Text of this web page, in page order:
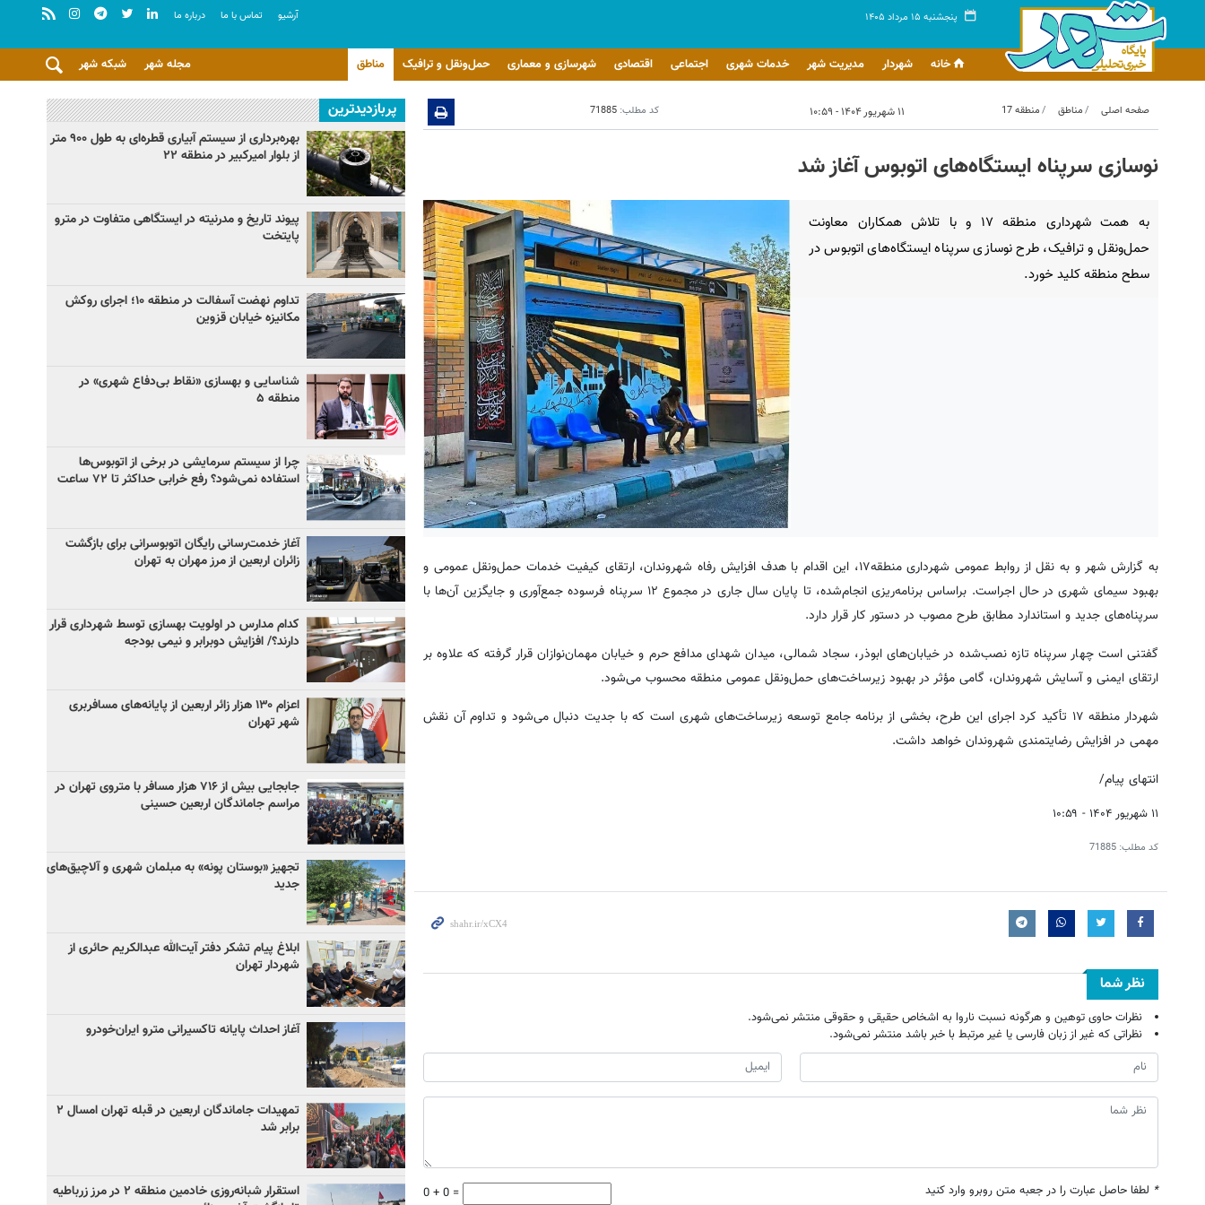
پنجشنبه ۱۵ مرداد ۱۴۰۵ آرشيو تماس با ما درباره ما
خانه شهردار مدیریت شهر خدمات شهری اجتماعی اقتصادی شهرسازی و معماری حمل‌ونقل و ترافیک مناطق شبکه شهر مجله شهر
صفحه اصلی مناطق منطقه 17 ۱۱ شهریور ۱۴۰۴ - ۱۰:۵۹ کد مطلب: 71885
نوسازی سرپناه ایستگاه‌های اتوبوس آغاز شد
به همت شهرداری منطقه ۱۷ و با تلاش همکاران معاونت
حمل‌ونقل و ترافیک، طرح نوسازی سرپناه ایستگاه‌های اتوبوس در
سطح منطقه کلید خورد.
به گزارش شهر و به نقل از روابط عمومی شهرداری منطقه۱۷، این اقدام با هدف افزایش رفاه شهروندان، ارتقای کیفیت خدمات حمل‌ونقل عمومی و
بهبود سیمای شهری در حال اجراست. براساس برنامه‌ریزی انجام‌شده، تا پایان سال جاری در مجموع ۱۲ سرپناه فرسوده جمع‌آوری و جایگزین آن‌ها با
سرپناه‌های جدید و استاندارد مطابق طرح مصوب در دستور کار قرار دارد.
گفتنی است چهار سرپناه تازه نصب‌شده در خیابان‌های ابوذر، سجاد شمالی، میدان شهدای مدافع حرم و خیابان مهمان‌نوازان قرار گرفته که علاوه بر
ارتقای ایمنی و آسایش شهروندان، گامی مؤثر در بهبود زیرساخت‌های حمل‌ونقل عمومی منطقه محسوب می‌شود.
شهردار منطقه ۱۷ تأکید کرد اجرای این طرح، بخشی از برنامه جامع توسعه زیرساخت‌های شهری است که با جدیت دنبال می‌شود و تداوم آن نقش
مهمی در افزایش رضایتمندی شهروندان خواهد داشت.
انتهای پیام/
۱۱ شهریور ۱۴۰۴ - ۱۰:۵۹
کد مطلب: 71885
نظر شما
نظرات حاوی توهین و هرگونه نسبت ناروا به اشخاص حقیقی و حقوقی منتشر نمی‌شود.
نظراتی که غیر از زبان فارسی یا غیر مرتبط با خبر باشد منتشر نمی‌شود.
* لطفا حاصل عبارت را در جعبه متن روبرو وارد کنید 0 + 0 =
پربازدیدترین
بهره‌برداری از سیستم آبیاری قطره‌ای به طول ۹۰۰ متر
از بلوار امیرکبیر در منطقه ۲۲
پیوند تاریخ و مدرنیته در ایستگاهی متفاوت در مترو
پایتخت
تداوم نهضت آسفالت در منطقه ۱۰؛ اجرای روکش
مکانیزه خیابان قزوین
شناسایی و بهسازی «نقاط بی‌دفاع شهری» در
منطقه ۵
چرا از سیستم سرمایشی در برخی از اتوبوس‌ها
استفاده نمی‌شود؟ رفع خرابی حداکثر تا ۷۲ ساعت
آغاز خدمت‌رسانی رایگان اتوبوسرانی برای بازگشت
زائران اربعین از مرز مهران به تهران
کدام مدارس در اولویت بهسازی توسط شهرداری قرار
دارند؟/ افزایش دوبرابر و نیمی بودجه
اعزام ۱۳۰ هزار زائر اربعین از پایانه‌های مسافربری
شهر تهران
جابجایی بیش از ۷۱۶ هزار مسافر با متروی تهران در
مراسم جاماندگان اربعین حسینی
تجهیز «بوستان پونه» به مبلمان شهری و آلاچیق‌های
جدید
ابلاغ پیام تشکر دفتر آیت‌الله عبدالکریم حائری از
شهردار تهران
آغاز احداث پایانه تاکسیرانی مترو ایران‌خودرو
تمهیدات جاماندگان اربعین در قبله تهران امسال ۲
برابر شد
استقرار شبانه‌روزی خادمین منطقه ۲ در مرز زرباطیه